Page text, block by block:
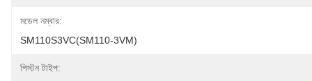
মডেল নম্বার:
SM110S3VC(SM110-3VM)
পিস্টন টাইপ: